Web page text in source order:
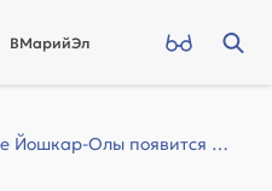
ВМарийЭл
В центральной библиотеке Йошкар-Олы появится станция самостоятельной книговыдачи